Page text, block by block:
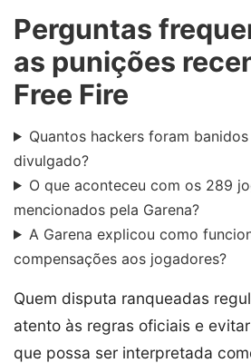
Perguntas
as punições
Free Fire
Quantos hackers foram
divulgado?
O que aconteceu com os 289
mencionados pela Garena?
A Garena explicou como
compensações aos jogadores?
Quem disputa ranqueadas
atento às regras oficiais e
que possa ser interpretada